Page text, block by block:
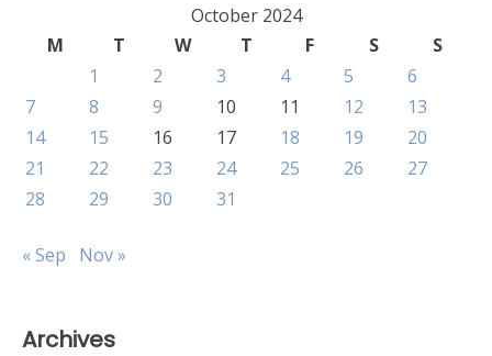
October 2024
M
T W T F S
S
1
2 3 4 5
6
7
8 9 10 11 12
13
14
15 16 17 18 19
20
21
22 23 24 25 26
27
28
29 30 31
« Sep Nov »
Archives